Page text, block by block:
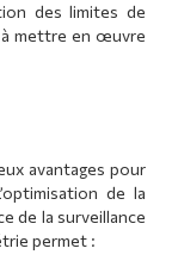
des limites de
à mettre en œuvre
avantages pour
de la
de la surveillance
permet :